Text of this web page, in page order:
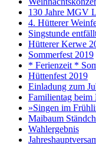
130 Jahre MGV
4. Hütterer
Singstunde
Hütterer Kerwe
Sommerfest 2019
* Ferienzeit *
Hüttenfest 2019
Einladung zum
Familientag
»Singen im
Maibaum
Wahlergebnis